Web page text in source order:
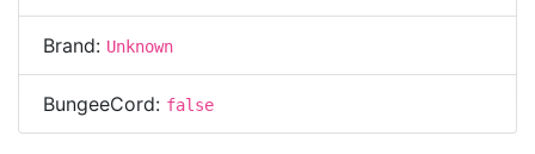
Brand: Unknown
BungeeCord: false